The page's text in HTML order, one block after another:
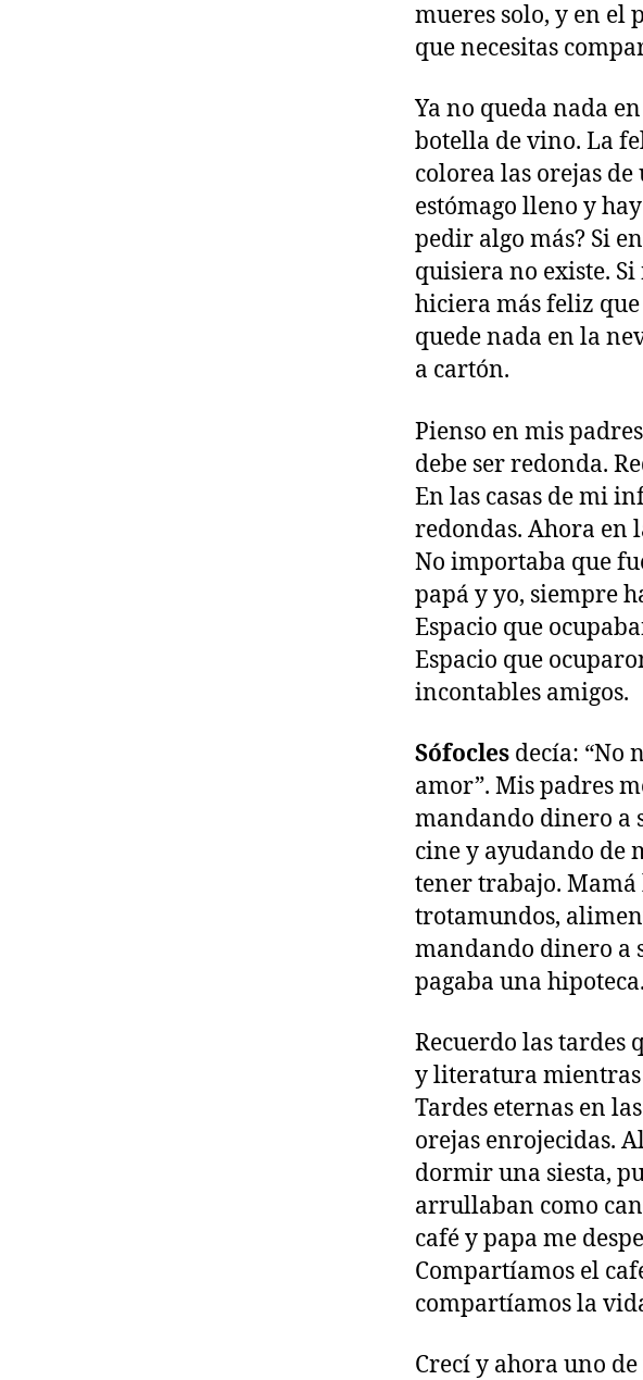
mueres solo, y en el
que necesitas
Ya no queda nada
botella de vino. La
colorea las orejas
estómago lleno y
pedir algo más? Si
quisiera no existe.
hiciera más feliz
quede nada en la
a cartón.
Pienso en mis
debe ser redonda.
En las casas de mi
redondas. Ahora en
No importaba que
papá y yo, siempre
Espacio que
Espacio que
incontables amigos.
Sófocles decía: “No
amor”. Mis padres
mandando dinero a
cine y ayudando de
tener trabajo. Mamá
trotamundos,
mandando dinero a
pagaba una hipoteca.
Recuerdo las tardes
y literatura mientras
Tardes eternas en
orejas enrojecidas.
dormir una siesta,
arrullaban como
café y papa me
Compartíamos el
compartíamos la
Crecí y ahora uno